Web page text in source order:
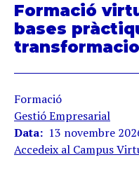
Formació
bases
Formació
Gestió Empresarial
Data
13 novembre
Accedeix al Campus